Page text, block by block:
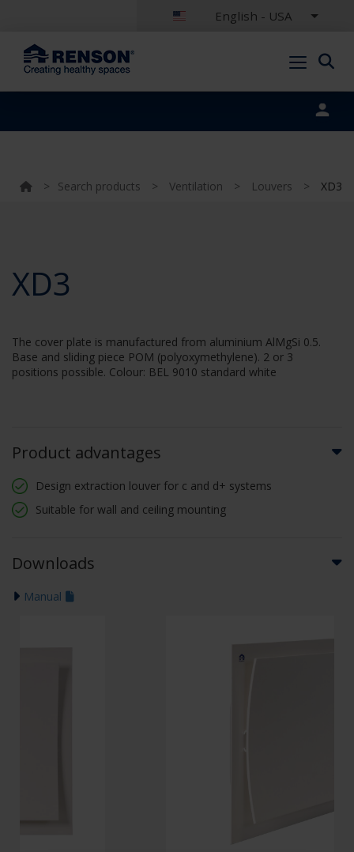
English - USA
> Search products > Ventilation > Louvers > XD3
XD3
The cover plate is manufactured from aluminium AlMgSi 0.5.
Base and sliding piece POM (polyoxymethylene). 2 or 3
positions possible. Colour: BEL 9010 standard white
Product advantages
Design extraction louver for c and d+ systems
Suitable for wall and ceiling mounting
Downloads
Manual